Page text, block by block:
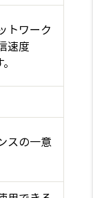
トワーク
速度
スの一意